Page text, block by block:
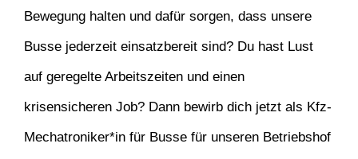
Bewegung halten und dafür sorgen, dass unsere
Busse jederzeit einsatzbereit sind? Du hast Lust
auf geregelte Arbeitszeiten und einen
krisensicheren Job? Dann bewirb dich jetzt als Kfz-
Mechatroniker*in für Busse für unseren Betriebshof